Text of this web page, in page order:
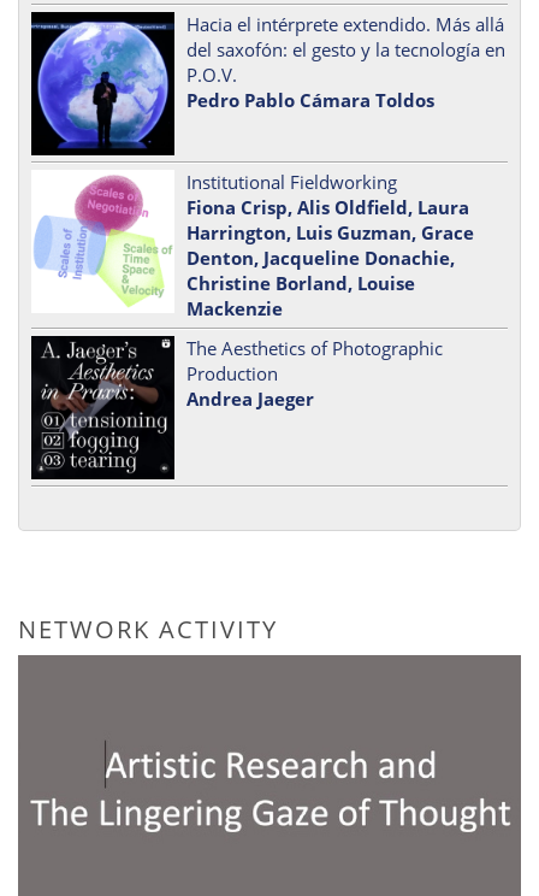
Hacia el intérprete extendido. Más allá
del saxofón: el gesto y la tecnología en
P.O.V.
Pedro Pablo Cámara Toldos
Institutional Fieldworking
Fiona Crisp, Alis Oldfield, Laura
Harrington, Luis Guzman, Grace
Denton, Jacqueline Donachie,
Christine Borland, Louise
Mackenzie
The Aesthetics of Photographic
Production
Andrea Jaeger
NETWORK ACTIVITY